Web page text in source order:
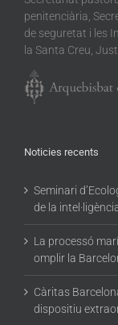
penitenciària,
de seguretat i les
la Santa Creu,
Noticies recents
Seminari
de la
La processó
omplir la
Càritas
dispositiu